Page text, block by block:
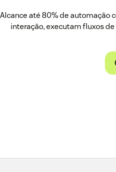
Alcance até 80% de automação
interação, executam fluxos